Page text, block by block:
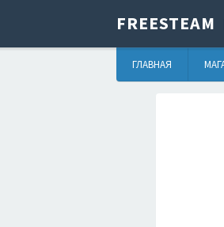
FREESTEAM
ГЛАВНАЯ